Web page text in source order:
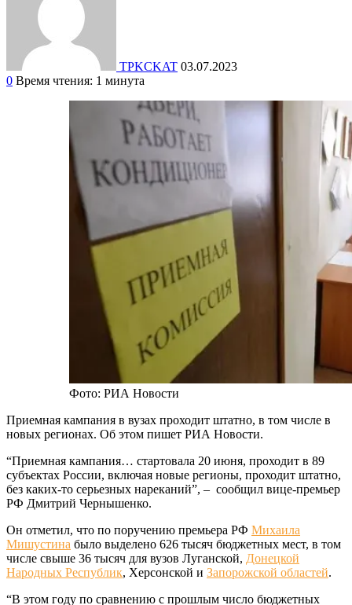
TPKCKAT 03.07.2023
0 Время чтения: 1 минута
Фото: РИА Новости
Приемная кампания в вузах проходит штатно, в том числе в
новых регионах. Об этом пишет РИА Новости.
“Приемная кампания… стартовала 20 июня, проходит в 89
субъектах России, включая новые регионы, проходит штатно,
без каких-то серьезных нареканий”, – сообщил вице-премьер
РФ Дмитрий Чернышенко.
Он отметил, что по поручению премьера РФ Михаила
Мишустина было выделено 626 тысяч бюджетных мест, в том
числе свыше 36 тысяч для вузов Луганской, Донецкой
Народных Республик, Херсонской и Запорожской областей.
“В этом году по сравнению с прошлым число бюджетных